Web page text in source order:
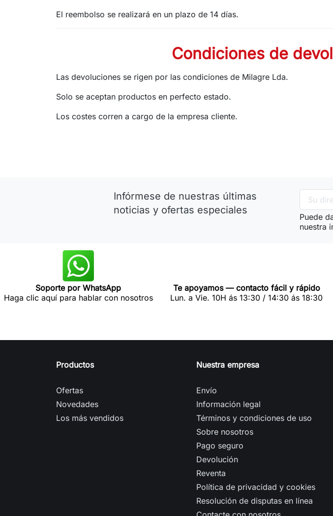
El reembolso se realizará en un plazo de 14 días.
Condiciones de
Las devoluciones se rigen por las condiciones de Milagre Lda.
Solo se aceptan productos en perfecto estado.
Los costes corren a cargo de la empresa cliente.
Infórmese de nuestras últimas
noticias y ofertas especiales
Puede
nuestra
Soporte por WhatsApp
Haga clic aquí para hablar con nosotros
Te apoyamos — contacto fácil y rápido
Lun. a Vie. 10H ás 13:30 / 14:30 ás 18:30
Productos
Ofertas
Novedades
Los más vendidos
Nuestra empresa
Envío
Información legal
Términos y condiciones de uso
Sobre nosotros
Pago seguro
Devolución
Reventa
Política de privacidad y cookies
Resolución de disputas en línea